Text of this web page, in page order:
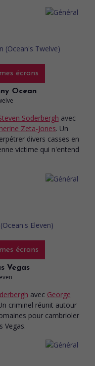
écrans
Ocean
Soderbergh avec
Zeta-Jones. Un
divers casses en
victime qui n'entend
écrans
Vegas
avec George
criminel réunit autour
pour cambrioler
Vegas.